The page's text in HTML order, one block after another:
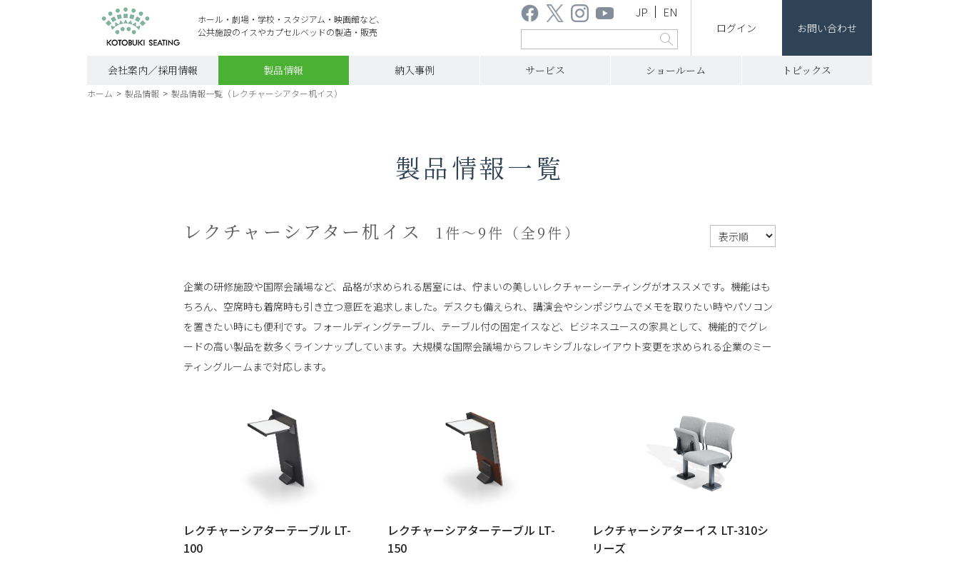
ホール・劇場・学校・スタジアム・映画館など、
公共施設のイスやカプセルベッドの製造・販売
ログイン お問い合わせ
JP EN
会社案内／採用情報 製品情報 納入事例 サービス ショールーム トピックス
ホーム > 製品情報 > 製品情報一覧（レクチャーシアター机イス）
製品情報一覧
レクチャーシアター机イス 1件～9件（全9件）
企業の研修施設や国際会議場など、品格が求められる居室には、佇まいの美しいレクチャーシーティングがオススメです。機能はも
ちろん、空席時も着席時も引き立つ意匠を追求しました。デスクも備えられ、講演会やシンポジウムでメモを取りたい時やパソコン
を置きたい時にも便利です。フォールディングテーブル、テーブル付の固定イスなど、ビジネスユースの家具として、機能的でグレ
ードの高い製品を数多くラインナップしています。大規模な国際会議場からフレキシブルなレイアウト変更を求められる企業のミー
ティングルームまで対応します。
レクチャーシアターテーブル LT-
100
レクチャーシアターテーブル LT-
150
レクチャーシアターイス LT-310シ
リーズ